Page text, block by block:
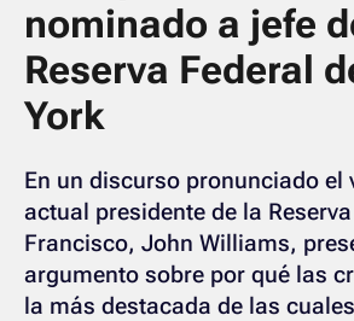
nominado a jefe
Reserva Federal
York
En un discurso pronunciado el
actual presidente de la
Francisco, John Williams,
argumento sobre por qué las
la más destacada de las